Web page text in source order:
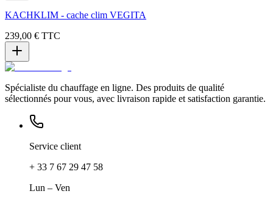
KACHKLIM - cache clim VEGITA
239,00 € TTC
Spécialiste du chauffage en ligne. Des produits de qualité
sélectionnés pour vous, avec livraison rapide et satisfaction garantie.
Service client
+ 33 7 67 29 47 58
Lun – Ven